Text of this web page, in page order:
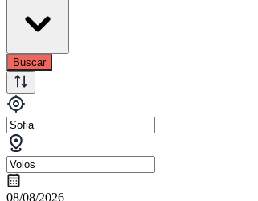
Buscar
08/08/2026